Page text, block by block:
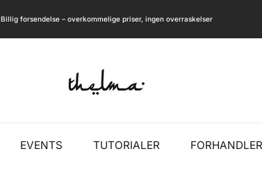
Billig forsendelse – overkommelige priser, ingen overraskelser
EVENTS TUTORIALER